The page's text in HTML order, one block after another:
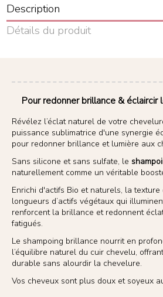
Description
Détails du produit
Pour redonner brillance & éclaircir
Révélez l’éclat naturel de votre
puissance sublimatrice d'une synergie
pour redonner brillance et lumière aux
Sans silicone et sans sulfate, le
naturellement comme un véritable
Enrichi d'actifs Bio et naturels, la
longueurs d’actifs végétaux qui
renforcent la brillance et redonnent
fatigués.
Le shampoing brillance nourrit en
l’équilibre naturel du cuir chevelu,
durable sans alourdir la chevelure.
Vos cheveux sont plus doux et soyeux